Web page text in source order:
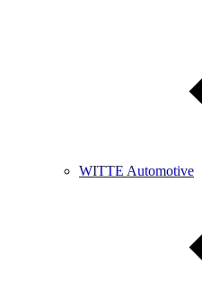
WITTE Automotive